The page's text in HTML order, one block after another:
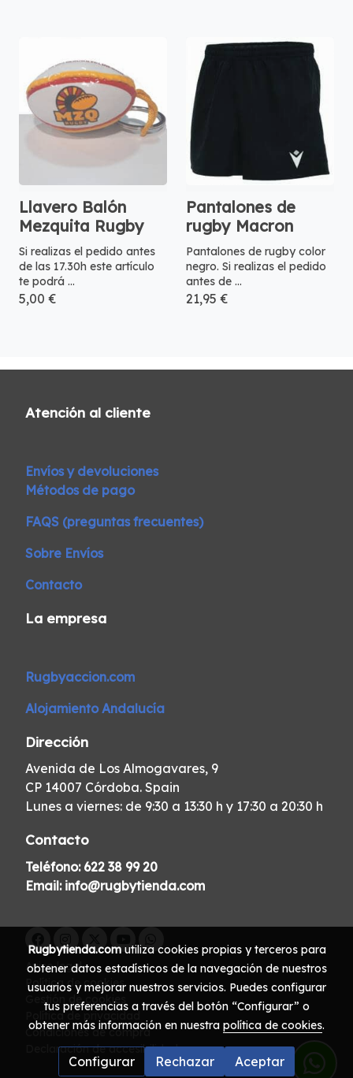
Llavero Balón
Mezquita Rugby
Si realizas el pedido antes
de las 17.30h este artículo
te podrá ...
5,00 €
Pantalones de
rugby Macron
Pantalones de rugby color
negro. Si realizas el pedido
antes de ...
21,95 €
Atención al cliente
Envíos y devoluciones
Métodos de pago
FAQS (preguntas frecuentes)
Sobre Envíos
Contacto
La empresa
Rugbyaccion.com
Alojamiento Andalucía
Dirección
Avenida de Los Almogavares, 9
CP 14007 Córdoba. Spain
Lunes a viernes: de 9:30 a 13:30 h y 17:30 a 20:30 h
Contacto
Teléfono: 622 38 99 20
Email: info@rugbytienda.com
Aviso legal
Política de cookies
Gestión de cookies
Política de privacidad
Condiciones de compra
Declaración de accesibilidad
Rugbytienda.comutiliza cookies propias y terceros para
obtener datos estadísticos de la navegación de nuestros
usuarios y mejorar nuestros servicios. Puedes configurar
tus preferencias a través del botón “Configurar” o
obtener más información en nuestra política de cookies.
Configurar Rechazar Aceptar